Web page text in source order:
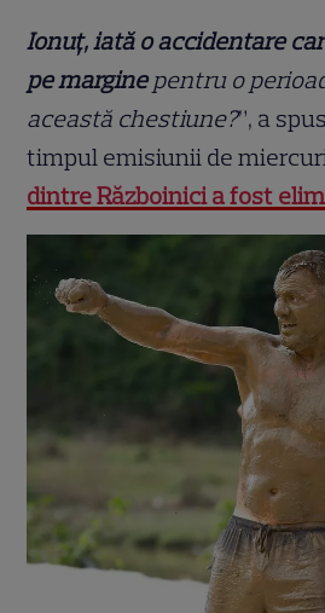
Ionuț, iată o accidentare
pe marginepentru o
această chestiune?”, a
timpul emisiunii de
dintre Războinici a fost